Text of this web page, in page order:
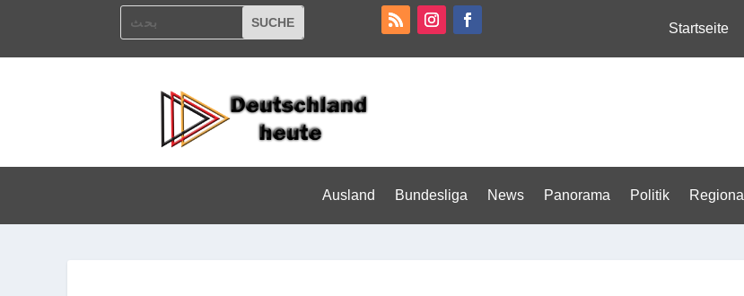
Startseite
Ausland Bundesliga News Panorama Politik Regional